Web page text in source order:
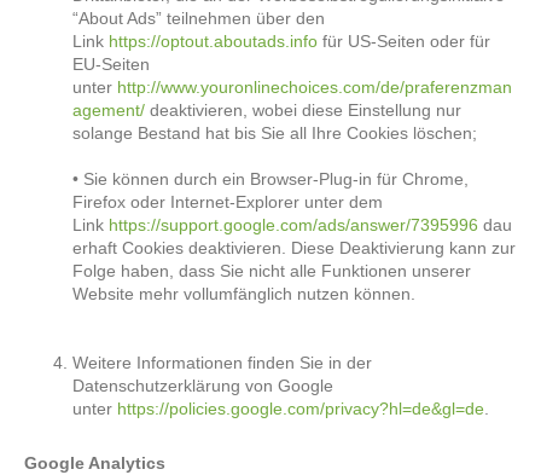
“About Ads” teilnehmen über den
Link https://optout.aboutads.info für US-Seiten oder für
EU-Seiten
unter http://www.youronlinechoices.com/de/praferenzman
agement/ deaktivieren, wobei diese Einstellung nur
solange Bestand hat bis Sie all Ihre Cookies löschen;
• Sie können durch ein Browser-Plug-in für Chrome,
Firefox oder Internet-Explorer unter dem
Link https://support.google.com/ads/answer/7395996 dau
erhaft Cookies deaktivieren. Diese Deaktivierung kann zur
Folge haben, dass Sie nicht alle Funktionen unserer
Website mehr vollumfänglich nutzen können.
Weitere Informationen finden Sie in der
Datenschutzerklärung von Google
unter https://policies.google.com/privacy?hl=de&gl=de
Google Analytics